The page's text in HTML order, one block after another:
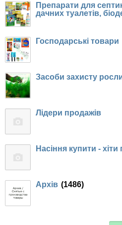
Препарати для
дачних туалетів,
Господарські товари
Засоби захисту
Лідери продажів
Насіння купити -
Архів (1486)